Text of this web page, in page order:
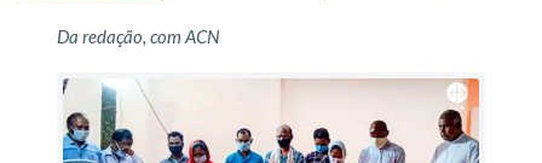
Da redação, com ACN